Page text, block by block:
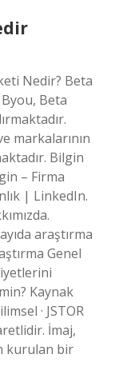
Nedir? Beta
Byou, Beta
markalarının
Bilgin
– Firma
| LinkedIn.
araştırma
Genel
Kaynak
· JSTOR
İmaj,
kurulan bir